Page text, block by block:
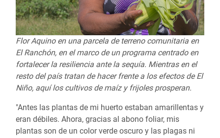
Flor Aquino en una parcela de terreno comunitaria en
El Ranchón, en el marco de un programa centrado en
fortalecer la resiliencia ante la sequía. Mientras en el
resto del país tratan de hacer frente a los efectos de El
Niño, aquí los cultivos de maíz y frijoles prosperan.
"Antes las plantas de mi huerto estaban amarillentas y
eran débiles. Ahora, gracias al abono foliar, mis
plantas son de un color verde oscuro y las plagas ni